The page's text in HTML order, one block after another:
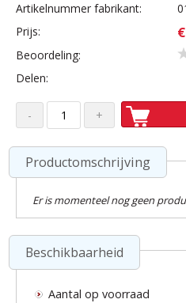
Artikelnummer fabrikant:
Prijs:
Beoordeling:
Delen:
Productomschrijving
Er is momenteel nog geen
Beschikbaarheid
Aantal op voorraad